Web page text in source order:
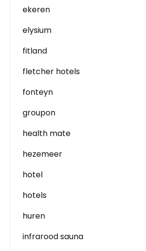
ekeren
elysium
fitland
fletcher hotels
fonteyn
groupon
health mate
hezemeer
hotel
hotels
huren
infrarood sauna